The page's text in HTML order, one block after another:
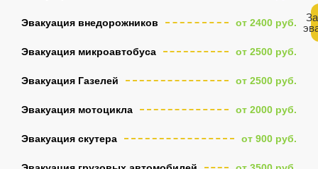
Эвакуация внедорожников от 2400 руб.
Эвакуация микроавтобуса от 2500 руб.
Эвакуация Газелей от 2500 руб.
Эвакуация мотоцикла от 2000 руб.
Эвакуация скутера от 900 руб.